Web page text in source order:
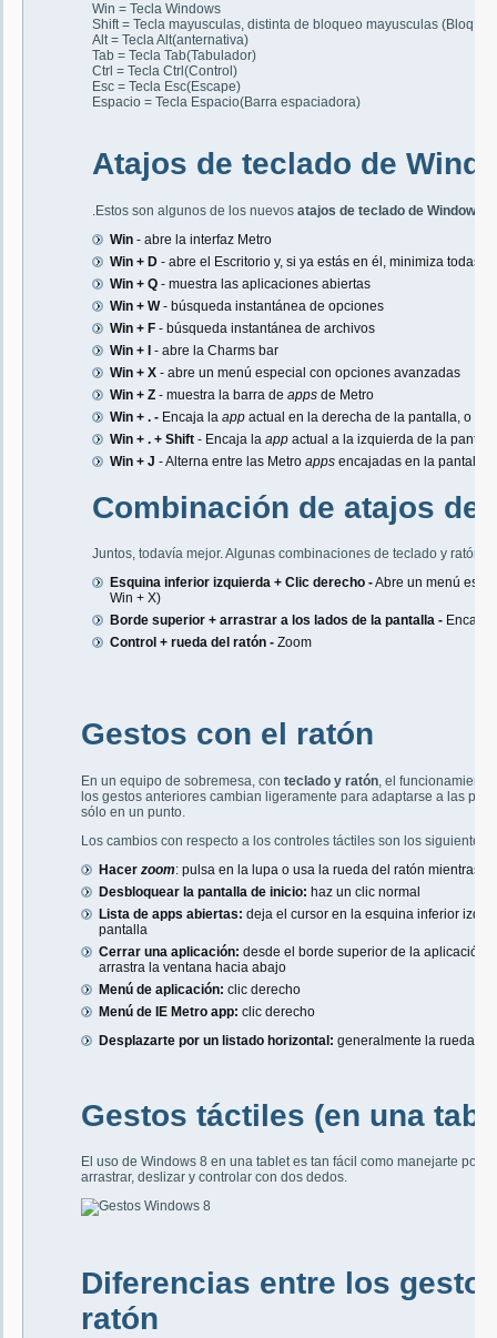
Win = Tecla Windows
Shift = Tecla mayusculas, distinta de bloqueo mayusculas (Bloq
Alt = Tecla Alt(anternativa)
Tab = Tecla Tab(Tabulador)
Ctrl = Tecla Ctrl(Control)
Esc = Tecla Esc(Escape)
Espacio = Tecla Espacio(Barra espaciadora)
Atajos de teclado de
.Estos son algunos de los nuevos atajos de teclado de Windows 8
Win- abre la interfaz Metro
Win + D- abre el Escritorio y, si ya estás en él, minimiza todas
Win + Q- muestra las aplicaciones abiertas
Win + W- búsqueda instantánea de opciones
Win + F- búsqueda instantánea de archivos
Win + I- abre la Charms bar
Win + X- abre un menú especial con opciones avanzadas
Win + Z- muestra la barra de apps de Metro
Win + . - Encaja la app actual en la derecha de la pantalla, o en
Win + . + Shift- Encaja la app actual a la izquierda de la
Win + J - Alterna entre las Metro appsencajadas en la pantalla
Combinación de atajos de
Juntos, todavía mejor. Algunas combinaciones de teclado y ratón
Esquina inferior izquierda + Clic derecho -Abre un menú
Win + X)
Borde superior + arrastrar a los lados de la pantalla -Encaja
Control + rueda del ratón -Zoom
Gestos con el ratón
En un equipo de sobremesa, con teclado y ratón, el funcionamiento
los gestos anteriores cambian ligeramente para adaptarse a las
sólo en un punto.
Los cambios con respecto a los controles táctiles son los siguientes:
Hacer zoom: pulsa en la lupa o usa la rueda del ratón mientras
Desbloquear la pantalla de inicio: haz un clic normal
Lista de apps abiertas: deja el cursor en la esquina inferior
pantalla
Cerrar una aplicación: desde el borde superior de la aplicación,
arrastra la ventana hacia abajo
Menú de aplicación: clic derecho
Menú de IE Metro app: clic derecho
Desplazarte por un listado horizontal: generalmente la rueda
Gestos táctiles (en una
El uso de Windows 8 en una tablet es tan fácil como manejarte por
arrastrar, deslizar y controlar con dos dedos.
Diferencias entre los
ratón